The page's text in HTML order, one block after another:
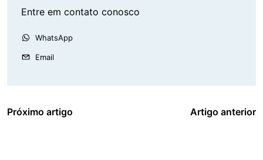
Entre em contato conosco
WhatsApp
Email
Próximo artigo Artigo anterior